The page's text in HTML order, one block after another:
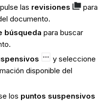
las revisiones
para
documento.
búsqueda para buscar
y seleccione
disponible del
los puntos suspensivos